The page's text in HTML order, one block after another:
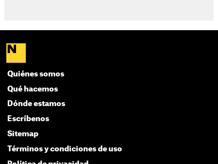
Quiénes somos
Qué hacemos
Dónde estamos
Escríbenos
Sitemap
Términos y condiciones de uso